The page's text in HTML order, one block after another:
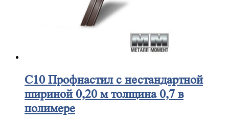
С10Профнастил с нестандартной
шириной 0,20 м толщина 0,7 в
полимере